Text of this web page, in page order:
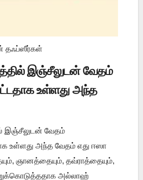
தஃப்ஸீர்கள்
இஞ்சீலுடன் வேதம்
உள்ளது அந்த
இஞ்சீலுடன் வேதம்
உள்ளது அந்த வேதம் எது ஈஸா
ஞானத்தையும், தவ்ராத்தையும்,
அல்லாஹ்